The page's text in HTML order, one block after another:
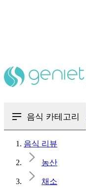
음식 카테고리
음식 리뷰
농산
채소